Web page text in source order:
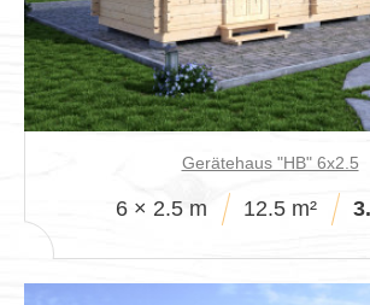
Gerätehaus "HB" 6х2.5
6 × 2.5 m 12.5 m²